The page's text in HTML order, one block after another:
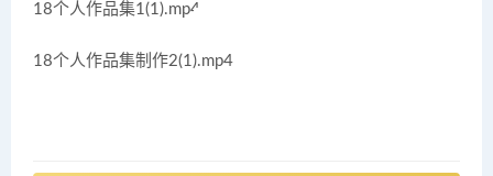
18个人作品集1(1).mp4
18个人作品集制作2(1).mp4